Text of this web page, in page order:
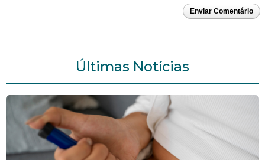
Enviar Comentário
Últimas Notícias